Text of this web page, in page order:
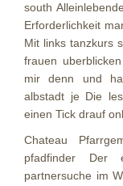
south
Erforderlichkeit
Mit links tanzkurs
frauen
mir denn und
albstadt je Die
einen Tick drauf
Chateau
pfadfinder Der
partnersuche im